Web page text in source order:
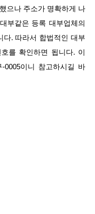
으나 주소가 명확하게 나
부같은 등록 대부업체의
다. 따라서 합법적인 대부
를 확인하면 됩니다. 이
0005이니 참고하시길 바